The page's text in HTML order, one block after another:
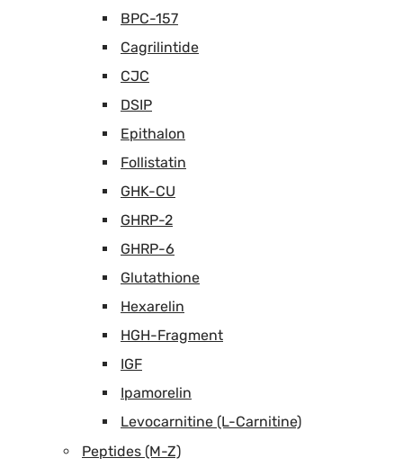
BPC-157
Cagrilintide
CJC
DSIP
Epithalon
Follistatin
GHK-CU
GHRP-2
GHRP-6
Glutathione
Hexarelin
HGH-Fragment
IGF
Ipamorelin
Levocarnitine (L-Carnitine)
Peptides (M-Z)